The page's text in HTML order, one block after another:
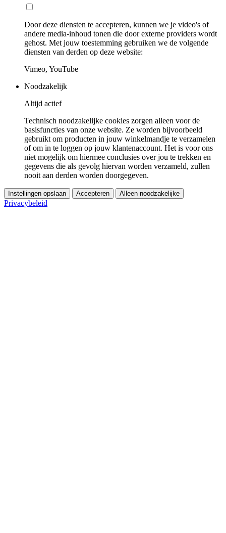
Door deze diensten te accepteren, kunnen we je video's of
andere media-inhoud tonen die door externe providers wordt
gehost. Met jouw toestemming gebruiken we de volgende
diensten van derden op deze website:
Vimeo, YouTube
Noodzakelijk
Altijd actief
Technisch noodzakelijke cookies zorgen alleen voor de
basisfuncties van onze website. Ze worden bijvoorbeeld
gebruikt om producten in jouw winkelmandje te verzamelen
of om in te loggen op jouw klantenaccount. Het is voor ons
niet mogelijk om hiermee conclusies over jou te trekken en
gegevens die als gevolg hiervan worden verzameld, zullen
nooit aan derden worden doorgegeven.
Instellingen opslaan Accepteren Alleen noodzakelijke
Privacybeleid